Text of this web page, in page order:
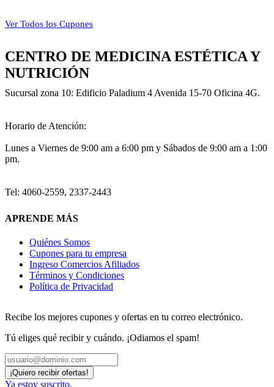
Ver Todos los Cupones
CENTRO DE MEDICINA ESTÉTICA Y
NUTRICIÓN
Sucursal zona 10: Edificio Paladium 4 Avenida 15-70 Oficina 4G.
Horario de Atención:
Lunes a Viernes de 9:00 am a 6:00 pm y Sábados de 9:00 am a 1:00
pm.
Tel: 4060-2559, 2337-2443
APRENDE MÁS
Quiénes Somos
Cupones para tu empresa
Ingreso Comercios Afiliados
Términos y Condiciones
Política de Privacidad
Recibe los mejores cupones y ofertas en tu correo electrónico.
Tú eliges qué recibir y cuándo. ¡Odiamos el spam!
Ya estoy suscrito.